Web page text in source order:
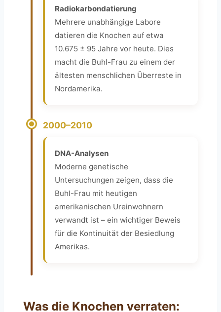
Radiokarbondatierung
Mehrere unabhängige Labore
datieren die Knochen auf etwa
10.675 ± 95 Jahre vor heute. Dies
macht die Buhl-Frau zu einem der
ältesten menschlichen Überreste in
Nordamerika.
2000–2010
DNA-Analysen
Moderne genetische
Untersuchungen zeigen, dass die
Buhl-Frau mit heutigen
amerikanischen Ureinwohnern
verwandt ist – ein wichtiger Beweis
für die Kontinuität der Besiedlung
Amerikas.
Was die Knochen verraten: